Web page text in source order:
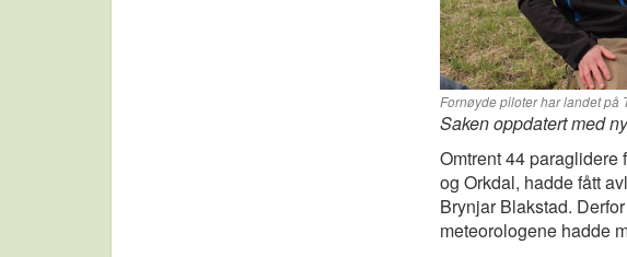
Fornøyde piloter har landet på
Saken oppdatert med
Omtrent 44
og Orkdal, hadde fått
Brynjar Blakstad.
meteorologene hadde